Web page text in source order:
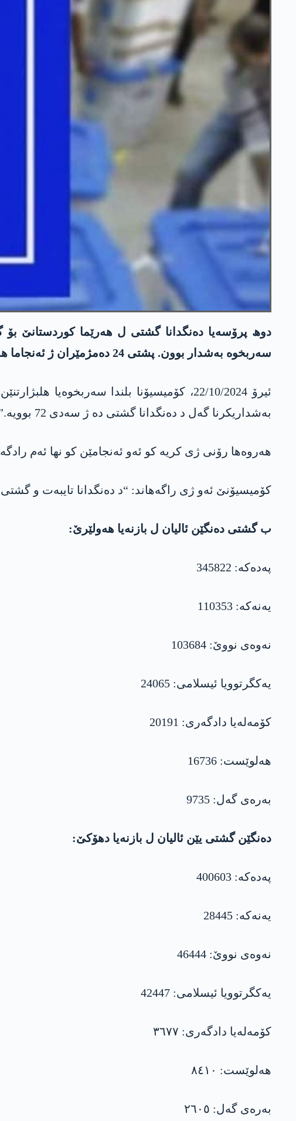
دوھ پرۆسەیا دەنگدانا گشتی ل ھەرێما کوردستانێ
سەربخوە بەشدار بوون. پشتی 24 دەمژمێران ژ ئەنجاما ھلبژارتنێ، کۆمیسیۆنێ د جڤینا چاپەمەنیێ دە ئەنجاما داوی یا دەنگدانا گشتی راگەھاند.
ئیرۆ 22/10/2024، کۆمیسیۆنا بلندا
بەشداریکرنا گەل د دەنگدانا گشتی دە ژ سەدی 72 بوویە.”
ھەروەھا رۆنی ژی کریە کو ئەو ئەنجامێن کو نھا ئەم رادگەھینن ژ سەدی99.63 یا دەنگانە و ئەنجامێن
کۆمیسیۆنێ ئەو ژی راگەھاند: “د دەنگدانا تایبەت و گشتی دە 2 میلیۆن و 87 ھەزار و 972 کەسان دەنگ
ب گشتی دەنگێن ئالیان ل بازنەیا ھەولێرێ:
پەدەکە: 345822
یەنەکە: 110353
نەوەی نووێ: 103684
یەکگرتوویا ئیسلامی: 24065
کۆمەلەیا دادگەری: 20191
ھەلوێست: 16736
بەرەی گەل: 9735
دەنگێن گشتی یێن ئالیان ل بازنەیا دھۆکێ:
پەدەکە: 400603
یەنەکە: 28445
نەوەی نووێ: 46444
یەکگرتوویا ئیسلامی: 42447
کۆمەلەیا دادگەری: ٣٦٧٧
ھەلوێست: ٨٤١٠
بەرەی گەل: ٢٦٠٥